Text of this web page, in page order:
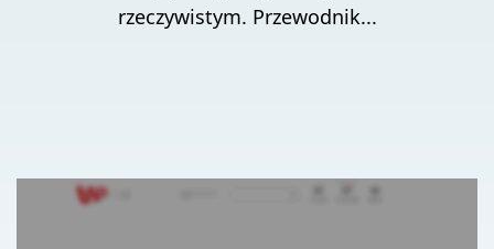
rzeczywistym. Przewodnik...